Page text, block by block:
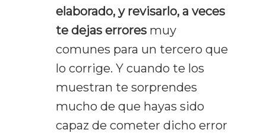
elaborado, y revisarlo, a veces
te dejas errores muy
comunes para un tercero que
lo corrige. Y cuando te los
muestran te sorprendes
mucho de que hayas sido
capaz de cometer dicho error